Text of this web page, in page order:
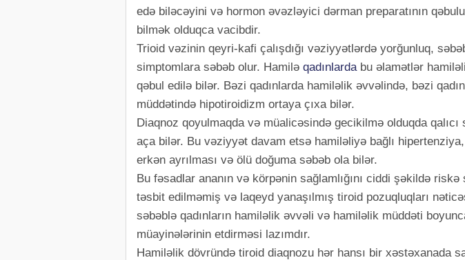
edə biləcəyini və hormon əvəzləyici dərman preparatının
bilmək olduqca vacibdir.
Trioid vəzinin qeyri-kafi çalışdığı vəziyyətlərdə yorğunluq,
simptomlara səbəb olur. Hamilə qadınlardabu əlamətlər
qəbul edilə bilər. Bəzi qadınlarda hamiləlik əvvəlində, bəzi
müddətində hipotiroidizm ortaya çıxa bilər.
Diaqnoz qoyulmaqda və müalicəsində gecikilmə olduqda qalıcı
aça bilər. Bu vəziyyət davam etsə hamiləliyə bağlı
erkən ayrılması və ölü doğuma səbəb ola bilər.
Bu fəsadlar ananın və körpənin sağlamlığını ciddi şəkildə
təsbit edilməmiş və laqeyd yanaşılmış tiroid pozuqluqları
səbəblə qadınların hamiləlik əvvəli və hamiləlik müddəti
müayinələrinin etdirməsi lazımdır.
Hamiləlik dövründə tiroid diaqnozu hər hansı bir xəstəxanada